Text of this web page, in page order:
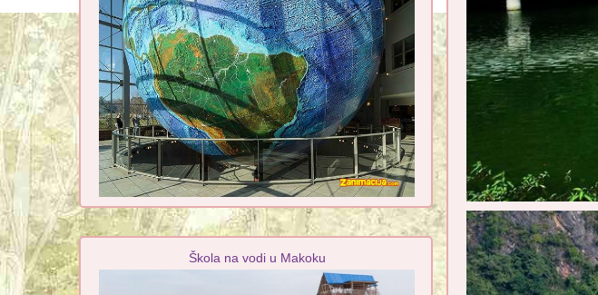
Škola na vodi u Makoku